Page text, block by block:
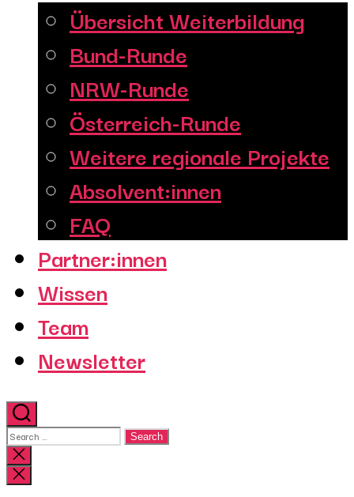
Übersicht Weiterbildung
Bund-Runde
NRW-Runde
Österreich-Runde
Weitere regionale Projekte
Absolvent:innen
FAQ
Partner:innen
Wissen
Team
Newsletter
Search
for:Close
search